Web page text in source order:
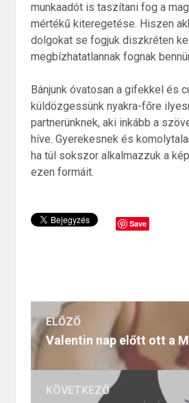
munkaadót is taszítani fog a
mértékű kiteregetése. Hiszen
dolgokat se fogjuk diszkréten
megbízhatatlannak fognak
Bánjunk óvatosan a gifekkel és
küldözgessünk nyakra-főre
partnerünknek, aki inkább a
híve. Gyerekesnek és
ha túl sokszor alkalmazzuk a
ezen formáit.
Save
ELŐZŐ
KÖVETKEZŐ